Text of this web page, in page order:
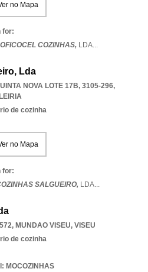
no Mapa
for:
COZINHAS, LDA...
Lda
NOVA LOTE 17B, 3105-296,
LEIRIA
de cozinha
no Mapa
for:
SALGUEIRO, LDA...
, MUNDAO VISEU, VISEU
de cozinha
MOCOZINHAS